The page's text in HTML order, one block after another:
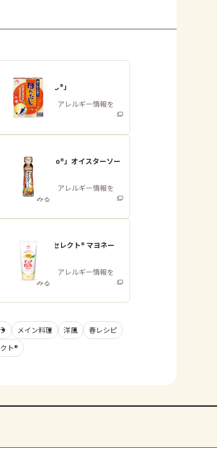
「ほんだし®」
商品・アレルギー情報を
みる
「Cook Do®」オイスターソー
ス
商品・アレルギー情報を
みる
「ピュアセレクト® マヨネー
ズ」
商品・アレルギー情報を
みる
メイン料理 洋風
春レシピ
ト®